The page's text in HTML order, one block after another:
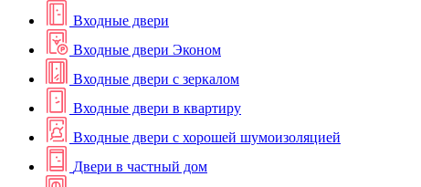
Входные двери
Входные двери Эконом
Входные двери с зеркалом
Входные двери в квартиру
Входные двери с хорошей шумоизоляцией
Двери в частный дом